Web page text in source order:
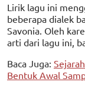
Lirik lagu ini
beberapa dialek
Savonia. Oleh
arti dari lagu ini,
Baca Juga:
Bentuk Awal